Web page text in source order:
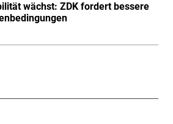
wächst: ZDK fordert bessere